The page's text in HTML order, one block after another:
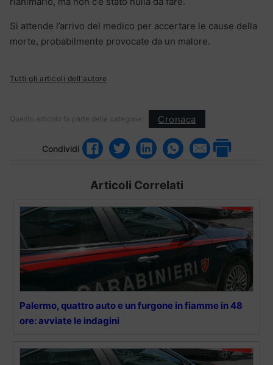
Si attende l’arrivo del medico per accertare le cause della
morte, probabilmente provocate da un malore.
Tutti gli articoli dell'autore
Questo articolo fa parte delle categorie: Cronaca
Condividi
Articoli Correlati
Palermo, quattro auto e un furgone in fiamme in 48
ore: avviate le indagini